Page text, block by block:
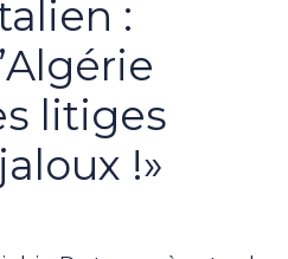
:
litiges
!»